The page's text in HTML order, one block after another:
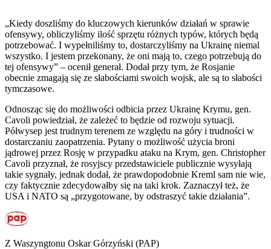
„Kiedy doszliśmy do kluczowych kierunków działań w sprawie
ofensywy, obliczyliśmy ilość sprzętu różnych typów, których będą
potrzebować. I wypełniliśmy to, dostarczyliśmy na Ukrainę niemal
wszystko. I jestem przekonany, że oni mają to, czego potrzebują do
tej ofensywy” – ocenił generał. Dodał przy tym, że Rosjanie
obecnie zmagają się ze słabościami swoich wojsk, ale są to słabości
tymczasowe.
Odnosząc się do możliwości odbicia przez Ukrainę Krymu, gen.
Cavoli powiedział, że zależeć to będzie od rozwoju sytuacji.
Półwysep jest trudnym terenem ze względu na góry i trudności w
dostarczaniu zaopatrzenia. Pytany o możliwość użycia broni
jądrowej przez Rosję w przypadku ataku na Krym, gen. Christopher
Cavoli przyznał, że rosyjscy przedstawiciele publicznie wysyłają
takie sygnały, jednak dodał, że prawdopodobnie Kreml sam nie wie,
czy faktycznie zdecydowałby się na taki krok. Zaznaczył też, że
USA i NATO są „przygotowane, by odstraszyć takie działania”.
Z Waszyngtonu Oskar Górzyński (PAP)